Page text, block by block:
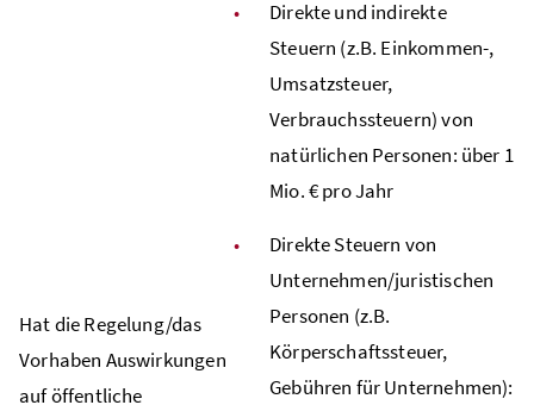
Hat die Regelung/das
Vorhaben Auswirkungen
auf öffentliche
Direkte und indirekte
Steuern (z.B. Einkommen-,
Umsatzsteuer,
Verbrauchssteuern) von
natürlichen Personen: über 1
Mio. € pro Jahr
Direkte Steuern von
Unternehmen/juristischen
Personen (z.B.
Körperschaftssteuer,
Gebühren für Unternehmen):